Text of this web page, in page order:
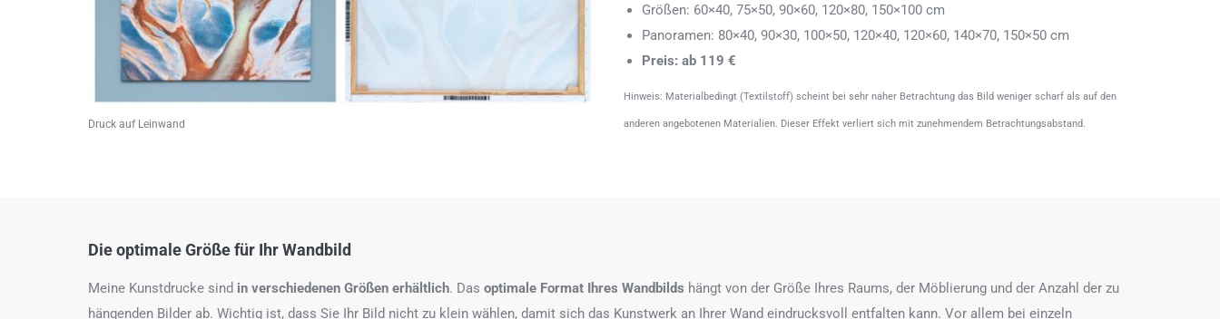
Druck auf Leinwand
Größen: 60×40, 75×50, 90×60, 120×80, 150×100 cm
Panoramen: 80×40, 90×30, 100×50, 120×40, 120×60, 140×70, 150×50 cm
Preis: ab 119 €
Hinweis: Materialbedingt (Textilstoff) scheint bei sehr naher Betrachtung das Bild weniger scharf als auf den
anderen angebotenen Materialien. Dieser Effekt verliert sich mit zunehmendem Betrachtungsabstand.
Die optimale Größe für Ihr Wandbild
Meine Kunstdrucke sind in verschiedenen Größen erhältlich. Das optimale Format Ihres Wandbilds hängt von der Größe Ihres Raums, der Möblierung und der Anzahl der zu
hängenden Bilder ab. Wichtig ist, dass Sie Ihr Bild nicht zu klein wählen, damit sich das Kunstwerk an Ihrer Wand eindrucksvoll entfalten kann. Vor allem bei einzeln